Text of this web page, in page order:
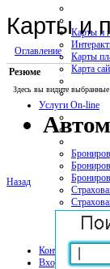
Карты и
Карты
Карта
Услуги On-line
Контакт
Вход
Карты и
Оглавление
Резюме
Здесь вы видите
Назад